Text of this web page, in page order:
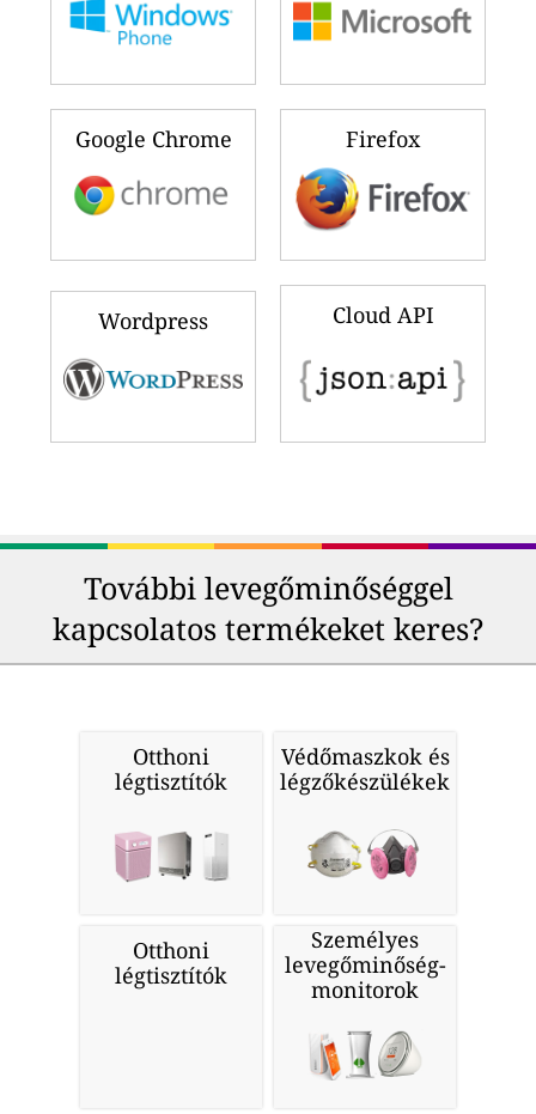
Google Chrome Firefox
Wordpress Cloud API
További levegőminőséggel
kapcsolatos termékeket keres?
Otthoni
légtisztítók
Védőmaszkok és
légzőkészülékek
Otthoni
légtisztítók
Személyes
levegőminőség-
monitorok